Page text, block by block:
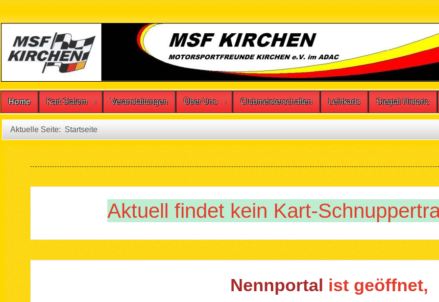
Home Kart Slalom Veranstaltungen Über Uns Clubmeisterschaften Leihkarts Siegtal Historic
Aktuelle Seite: Startseite
Aktuell findet kein Kart-
Nennportal ist geöffnet,